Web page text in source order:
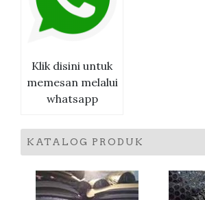
Klik disini untuk
memesan melalui
whatsapp
KATALOG PRODUK